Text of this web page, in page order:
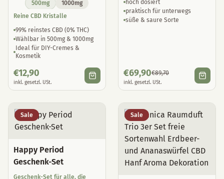
500mg
1000mg
Reine CBD Kristalle
99% reinstes CBD (0% THC)
Wählbar in 500mg & 1000mg
Ideal für DIY-Cremes &
Kosmetik
€12,90
inkl. gesetzl. USt.
hoch dosiert
praktisch für unterwegs
süße & saure Sorte
€69,90€89,70
inkl. gesetzl. USt.
Sale
Happy Period
Geschenk-Set
Geschenk-Set für alle, die
Sale